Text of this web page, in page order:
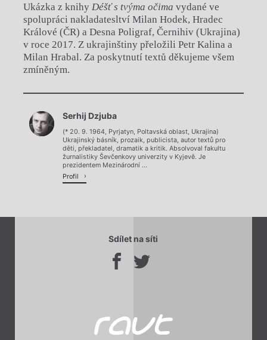
Ukázka z knihy Déšť s tvýma očima vydané ve
spolupráci nakladatesltví Milan Hodek, Hradec
Králové (ČR) a Desna Poligraf, Černihiv (Ukrajina)
v roce 2017. Z ukrajinštiny přeložili Petr Kalina a
Milan Hrabal. Za poskytnutí textů děkujeme všem
zmíněným.
Chviličku.
Načítá se.
Serhij Dzjuba
(* 20. 9. 1964, Pyrjatyn, Poltavská oblast, Ukrajina)
Ukrajinský básník, prozaik, publicista, autor textů pro
děti, překladatel, dramatik a kritik. Absolvoval fakultu
žurnalistiky Ševčenkovy univerzity v Kyjevě. Je
prezidentem Mezinárodní ...
Profil
Sdílet na síti